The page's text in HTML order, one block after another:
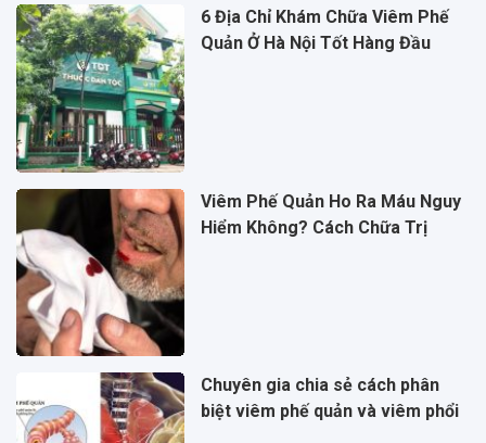
6 Địa Chỉ Khám Chữa Viêm Phế
Quản Ở Hà Nội Tốt Hàng Đầu
Viêm Phế Quản Ho Ra Máu Nguy
Hiểm Không? Cách Chữa Trị
Chuyên gia chia sẻ cách phân
biệt viêm phế quản và viêm phổi